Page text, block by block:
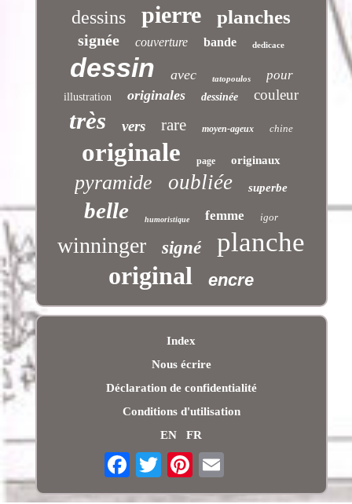
dessins pierre planches
signée couverture bande dedicace
dessin avec tatopoulos pour
illustration originales dessinée couleur
très vers rare moyen-ageux chine
originale page originaux
pyramide oubliée superbe
belle humoristique femme igor
winninger signé planche
original encre
Index
Nous écrire
Déclaration de confidentialité
Conditions d'utilisation
EN
FR